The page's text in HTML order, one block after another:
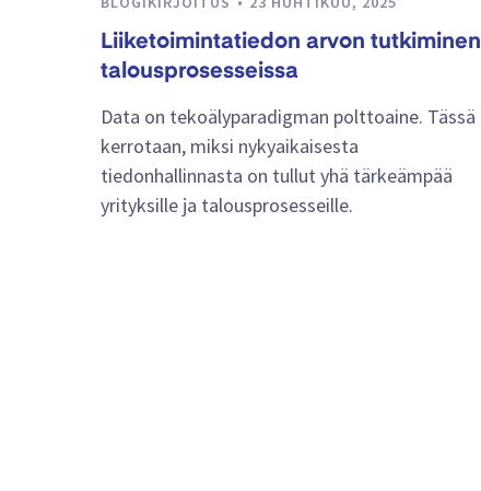
Liiketoimintatiedon arvon tutkiminen
talousprosesseissa
Data on tekoälyparadigman polttoaine. Tässä
kerrotaan, miksi nykyaikaisesta
tiedonhallinnasta on tullut yhä tärkeämpää
yrityksille ja talousprosesseille.